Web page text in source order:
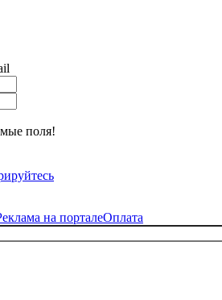
поля!
на порталеОплата